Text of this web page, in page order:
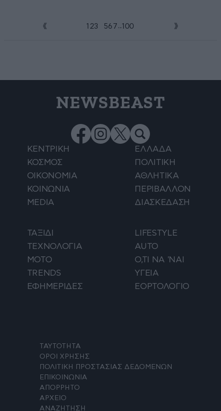
1 23 56 7 ...100
NEWSBEAST
ΚΕΝΤΡΙΚΗ
ΕΛΛΑΔΑ
ΚΟΣΜΟΣ
ΠΟΛΙΤΙΚΗ
ΟΙΚΟΝΟΜΙΑ
ΑΘΛΗΤΙΚΑ
ΚΟΙΝΩΝΙΑ
ΠΕΡΙΒΑΛΛΟΝ
MEDIA
ΔΙΑΣΚΕΔΑΣΗ
ΤΑΞΙΔΙ
LIFESTYLE
ΤΕΧΝΟΛΟΓΙΑ
AUTO
ΜΟΤΟ
Ο,ΤΙ ΝΑ 'ΝΑΙ
TRENDS
ΥΓΕΙΑ
ΕΦΗΜΕΡΙΔΕΣ
ΕΟΡΤΟΛΟΓΙΟ
ΤΑΥΤΟΤΗΤΑ
ΟΡΟΙ ΧΡΗΣΗΣ
ΠΟΛΙΤΙΚΗ ΠΡΟΣΤΑΣΙΑΣ ΔΕΔΟΜΕΝΩΝ
ΕΠΙΚΟΙΝΩΝΙΑ
ΑΠΟΡΡΗΤΟ
ΑΡΧΕΙΟ
ΑΝΑΖΗΤΗΣΗ